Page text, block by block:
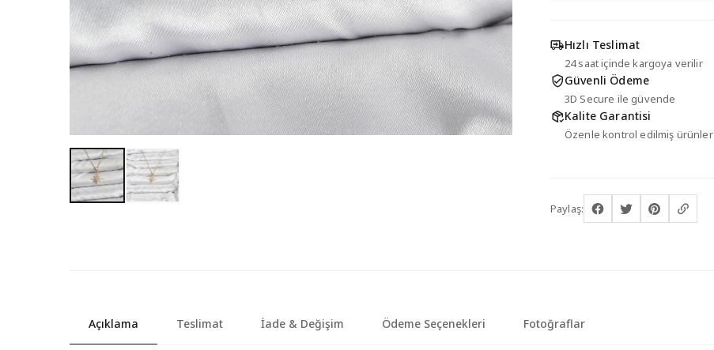
Hızlı Teslimat
24 saat içinde kargoya verilir
Güvenli Ödeme
3D Secure ile güvende
Kalite Garantisi
Özenle kontrol edilmiş ürünler
Paylaş:
Açıklama Teslimat İade & Değişim Ödeme Seçenekleri Fotoğraflar